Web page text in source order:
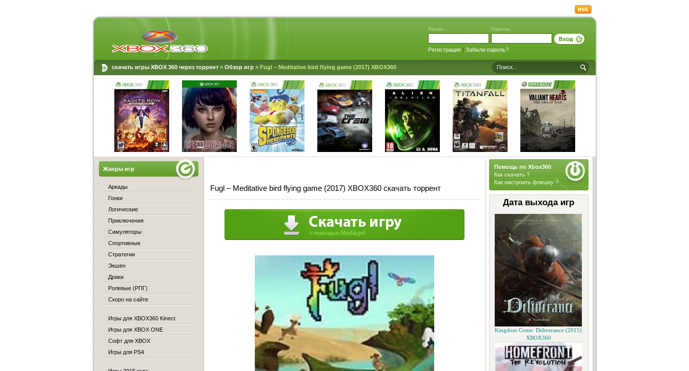
Логин: Пароль:
Регистрация| Забыли пароль?
скачать игры XBOX 360 через торрент» Обзор игр» Fugl – Meditative bird flying game (2017) XBOX360
Помощь по Xbox360.
Как скачать ?
Как настроить флешку ?
Дата выхода игр
Kingdom Come: Deliverance (2015)
XBOX360
Fugl – Meditative bird flying game (2017) XBOX360 скачать торрент
Жанры игр
Аркады
Гонки
Логические
Приключения
Симуляторы
Спортивные
Стратегии
Экшен
Драки
Ролевые (РПГ)
Скоро на сайте
Игры для XBOX360 Kinect
Игры для XBOX ONE
Софт для XBOX
Игры для PS4